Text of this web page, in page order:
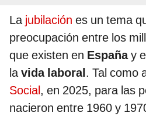
La jubilación es un tema
preocupación entre los
que existen en Españay
lavida laboral. Tal como
Social, en 2025, para las
nacieron entre 1960 y